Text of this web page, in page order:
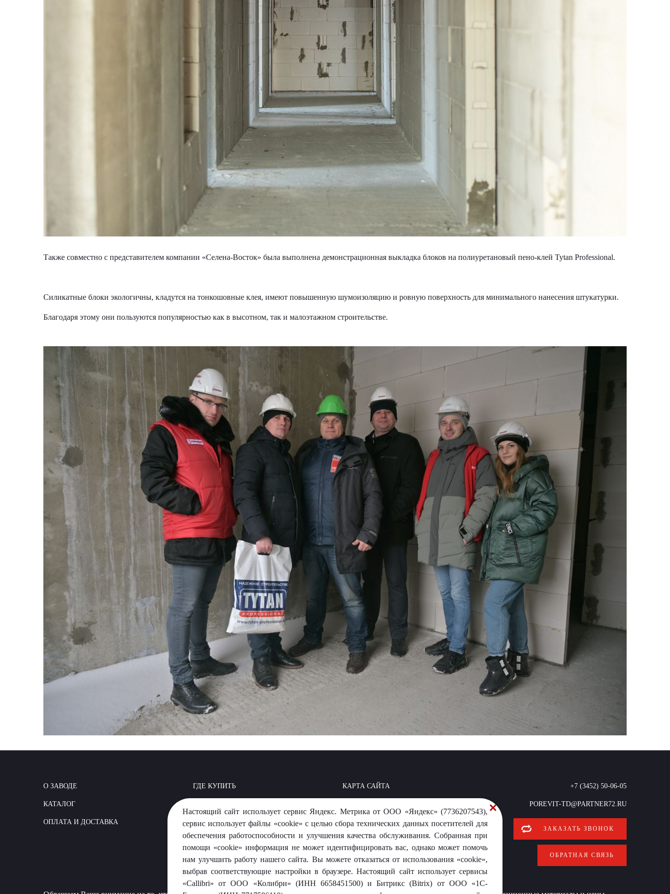
Также совместно с представителем компании «Селена-Восток» была выполнена демонстрационная выкладка блоков на полиуретановый пено-клей Tytan Professional.
Силикатные блоки экологичны, кладутся на тонкошовные клея, имеют повышенную шумоизоляцию и ровную поверхность для минимального нанесения штукатурки.
Благодаря этому они пользуются популярностью как в высотном, так и малоэтажном строительстве.
О ЗАВОДЕ
КАТАЛОГ
ОПЛАТА И ДОСТАВКА
ГДЕ КУПИТЬ
ВОПРОС-ОТВЕТ
КАРТА САЙТА +7 (3452) 50-06-05
POREVIT-TD@PARTNER72.RU
ЗАКАЗАТЬ ЗВОНОК
ОБРАТНАЯ СВЯЗЬ
Настоящий сайт использует сервис Яндекс. Метрика от ООО «Яндекс» (7736207543),
сервис использует файлы «cookie» с целью сбора технических данных посетителей для
обеспечения работоспособности и улучшения качества обслуживания. Собранная при
помощи «cookie» информация не может идентифицировать вас, однако может помочь
нам улучшить работу нашего сайта. Вы можете отказаться от использования «cookie»,
выбрав соответствующие настройки в браузере. Настоящий сайт использует сервисы
«Callibri» от ООО «Колибри» (ИНН 6658451500) и Битрикс (Bitrix) от ООО «1С-